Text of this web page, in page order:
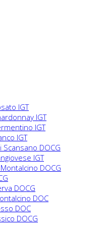
IGT
IGT
IGT
IGT
DOCG
IGT
DOCG
DOCG
DOC
DOC
DOCG